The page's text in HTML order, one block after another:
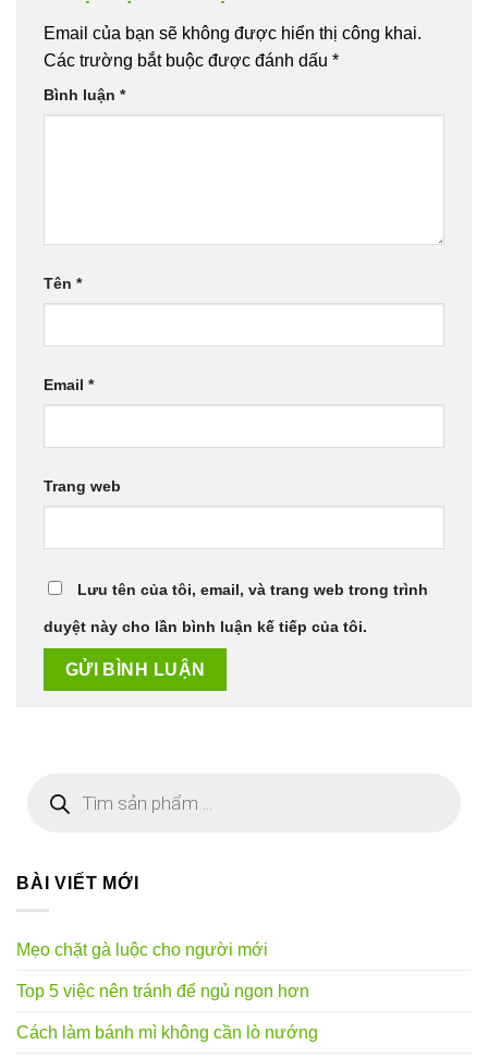
Email của bạn sẽ không được hiển thị công khai.
Các trường bắt buộc được đánh dấu *
Bình luận *
Tên *
Email *
Trang web
Lưu tên của tôi, email, và trang web trong trình
duyệt này cho lần bình luận kế tiếp của tôi.
kiếm
BÀI VIẾT MỚI
Mẹo chặt gà luộc cho người mới
Top 5 việc nên tránh để ngủ ngon hơn
Cách làm bánh mì không cần lò nướng